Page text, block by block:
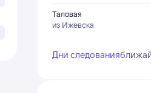
Таловая
из Ижевска
Дни следования